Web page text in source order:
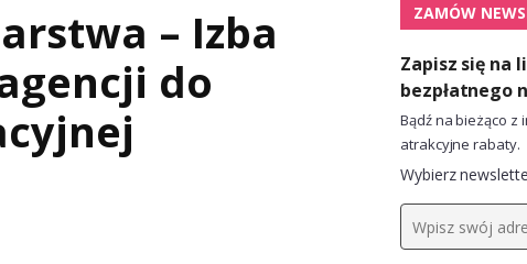
– Izba
do
ZAMÓW
Zapisz się na
bezpłatnego
Bądź na bieżąco z
atrakcyjne rabaty.
Wybierz